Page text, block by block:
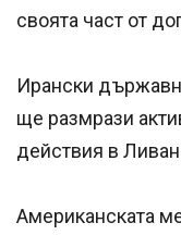
своята част от
Ирански
ще размрази
действия в Ливан
Американската